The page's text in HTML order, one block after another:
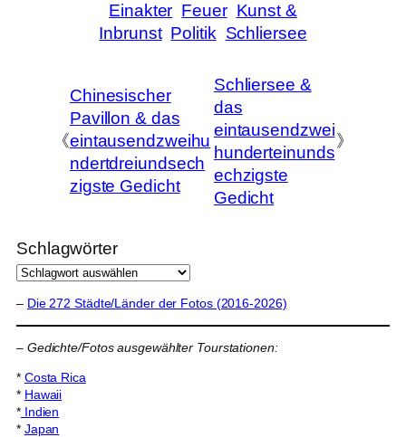
Einakter Feuer Kunst &
Inbrunst Politik Schliersee
《
Chinesischer
Pavillon & das
eintausendzweihu
ndertdreiundsech
zigste Gedicht
Schliersee &
das
eintausendzwei
hunderteinunds
echzigste
Gedicht
》
Schlagwörter
– Die 272 Städte/Länder der Fotos (2016-2026)
– Gedichte/Fotos ausgewählter Tourstationen:
* Costa Rica
* Hawaii
*Indien
* Japan